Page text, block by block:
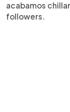
acabamos
followers.